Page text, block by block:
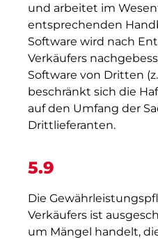
und arbeitet im
entsprechenden
Software wird nach
Verkäufers
Software von Dritten
beschränkt sich die
auf den Umfang der
Drittlieferanten.
5.9
Die
Verkäufers ist
um Mängel handelt,